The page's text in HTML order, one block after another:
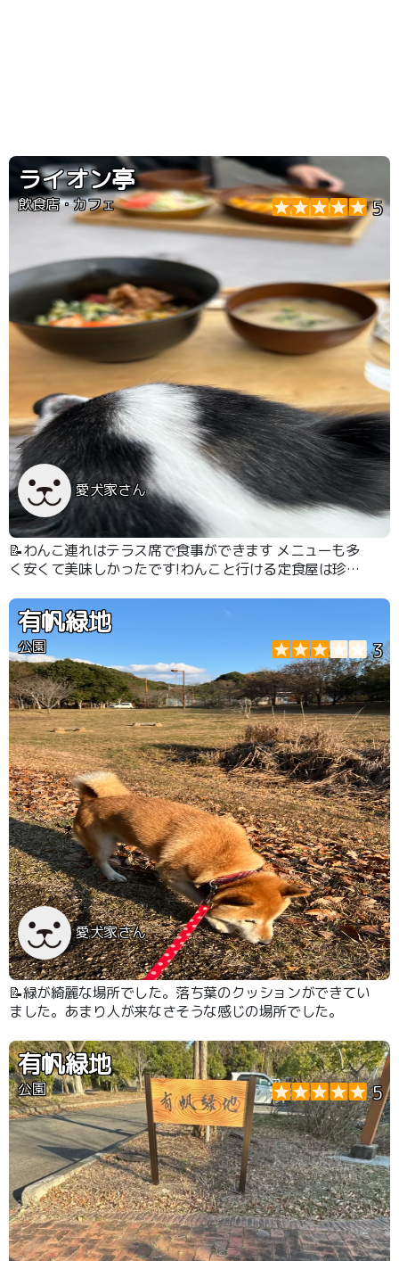
ライオン亭
飲食店・カフェ 5
愛犬家さん
📝わんこ連れはテラス席で食事ができます メニューも多
く安くて美味しかったです!わんこと行ける定食屋は珍し
有帆緑地
公園 3
愛犬家さん
📝緑が綺麗な場所でした。落ち葉のクッションができてい
ました。あまり人が来なさそうな感じの場所でした。
有帆緑地
公園 5